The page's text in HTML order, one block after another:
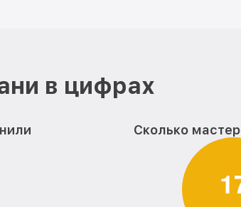
в цифрах
Сколько
1